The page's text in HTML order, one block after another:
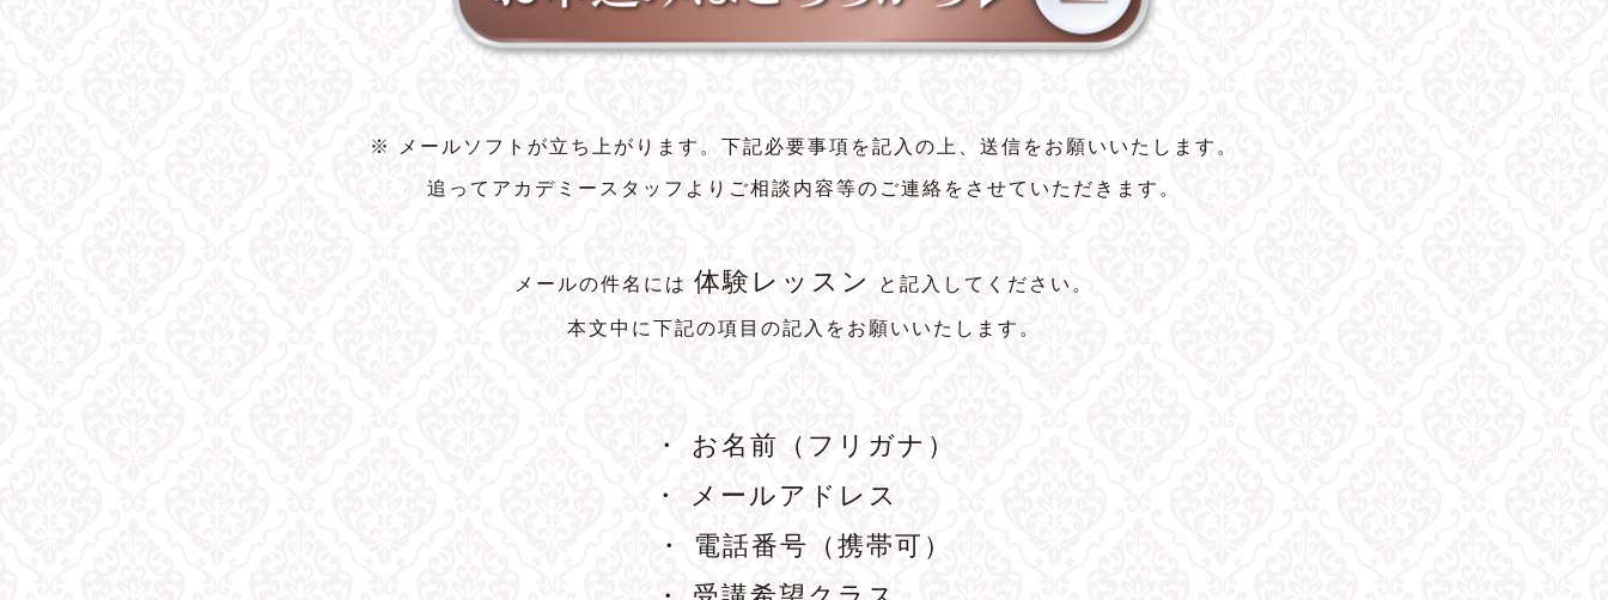
※ メールソフトが立ち上がります。下記必要事項を記入の上、送信をお願いいたします。
追ってアカデミースタッフよりご相談内容等のご連絡をさせていただきます。
メールの件名には 体験レッスン と記入してください。
本文中に下記の項目の記入をお願いいたします。
・ お名前（フリガナ）
・ メールアドレス
・ 電話番号（携帯可）